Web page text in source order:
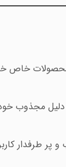
خاص
مجذوب
پر طرفدار